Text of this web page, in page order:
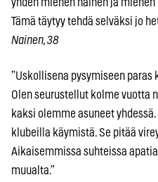
yhden miehen nainen ja
Tämä täytyy tehdä selväksi jo
Nainen, 38
”Uskollisena pysymiseen
Olen seurustellut kolme vuotta
kaksi olemme asuneet
klubeilla käymistä. Se pitää
Aikaisemmissa suhteissa
muualta.”